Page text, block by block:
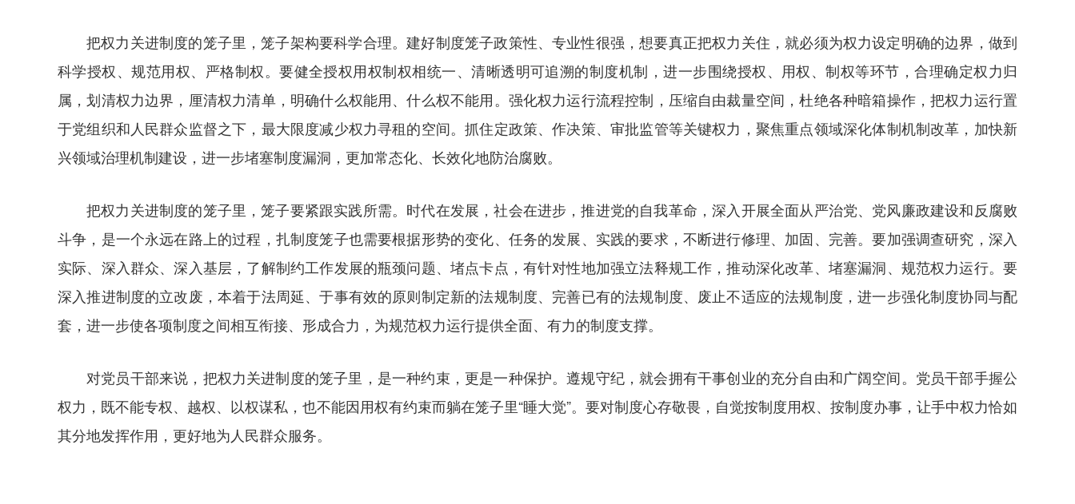
把权力关进制度的笼子里，笼子架构要科学合理。建好制度笼子政策性、专业性很强，想要真正把权力关住，就必须为权力设定明确的边界，做到
科学授权、规范用权、严格制权。要健全授权用权制权相统一、清晰透明可追溯的制度机制，进一步围绕授权、用权、制权等环节，合理确定权力归
属，划清权力边界，厘清权力清单，明确什么权能用、什么权不能用。强化权力运行流程控制，压缩自由裁量空间，杜绝各种暗箱操作，把权力运行置
于党组织和人民群众监督之下，最大限度减少权力寻租的空间。抓住定政策、作决策、审批监管等关键权力，聚焦重点领域深化体制机制改革，加快新
兴领域治理机制建设，进一步堵塞制度漏洞，更加常态化、长效化地防治腐败。
把权力关进制度的笼子里，笼子要紧跟实践所需。时代在发展，社会在进步，推进党的自我革命，深入开展全面从严治党、党风廉政建设和反腐败
斗争，是一个永远在路上的过程，扎制度笼子也需要根据形势的变化、任务的发展、实践的要求，不断进行修理、加固、完善。要加强调查研究，深入
实际、深入群众、深入基层，了解制约工作发展的瓶颈问题、堵点卡点，有针对性地加强立法释规工作，推动深化改革、堵塞漏洞、规范权力运行。要
深入推进制度的立改废，本着于法周延、于事有效的原则制定新的法规制度、完善已有的法规制度、废止不适应的法规制度，进一步强化制度协同与配
套，进一步使各项制度之间相互衔接、形成合力，为规范权力运行提供全面、有力的制度支撑。
对党员干部来说，把权力关进制度的笼子里，是一种约束，更是一种保护。遵规守纪，就会拥有干事创业的充分自由和广阔空间。党员干部手握公
权力，既不能专权、越权、以权谋私，也不能因用权有约束而躺在笼子里“睡大觉”。要对制度心存敬畏，自觉按制度用权、按制度办事，让手中权力恰如
其分地发挥作用，更好地为人民群众服务。